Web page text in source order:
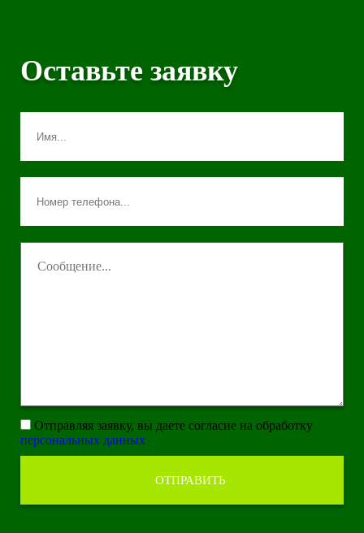
Оставьте заявку
Отправляя заявку, вы даете согласие на обработку
персональных данных